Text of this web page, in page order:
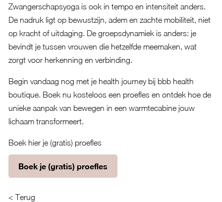
Zwangerschapsyoga is ook in tempo en intensiteit anders.
De nadruk ligt op bewustzijn, adem en zachte mobiliteit, niet
op kracht of uitdaging. De groepsdynamiek is anders: je
bevindt je tussen vrouwen die hetzelfde meemaken, wat
zorgt voor herkenning en verbinding.
Begin vandaag nog met je health journey bij bbb health
boutique. Boek nu kosteloos een proefles en ontdek hoe de
unieke aanpak van bewegen in een warmtecabine jouw
lichaam transformeert.
Boek hier je (gratis) proefles
Boek je (gratis) proefles
< Terug